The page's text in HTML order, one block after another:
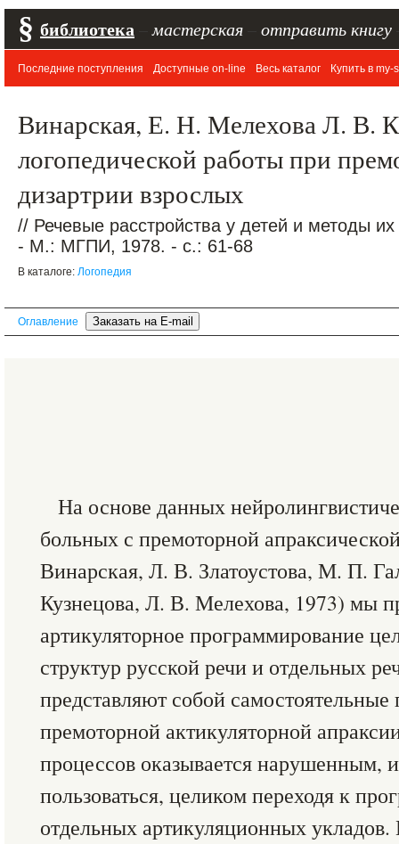
§ библиотека мастерская отправить книгу
Последние поступления Доступные on-line Весь каталог Купить в my-
Винарская, Е. Н. Мелехова Л. В.
логопедической работы при
дизартрии взрослых
// Речевые расстройства у детей и методы
- М.: МГПИ, 1978. - с.: 61-68
В каталоге: Логопедия
Оглавление
На основе данных
больных с премоторной
Винарская, Л. В. Златоустова, М. П.
Кузнецова, Л. В. Мелехова, 1973) мы
артикуляторное программирование
структур русской речи и отдельных
представляют собой
премоторной актикуляторной
процессов оказывается нарушенным,
пользоваться, целиком переходя к
отдельных артикуляционных